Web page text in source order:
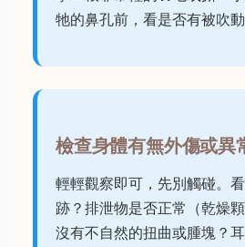
牠的鼻孔前，看是否有被吹動
檢查身體有無外傷或異
輕輕觀察即可，先別觸碰。
跡？排泄物是否正常（乾燥
沒有不自然的扭曲或腫塊？